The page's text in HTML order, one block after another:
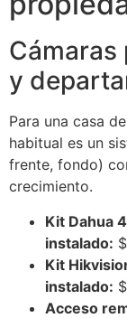
Cámaras
y
Para una casa
habitual es un
frente, fondo)
crecimiento.
Kit Dahua
instalado:
Kit
instalado:
Acceso